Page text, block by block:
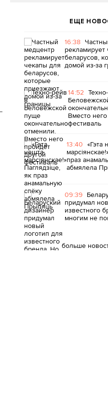
ЕЩЕ
16:38
беларусов,
домой из-за
14:52
Вместо
фестиваль
13:40 «Гэта
праз
абмялела
09:39
придумал
известного
многим не
больше